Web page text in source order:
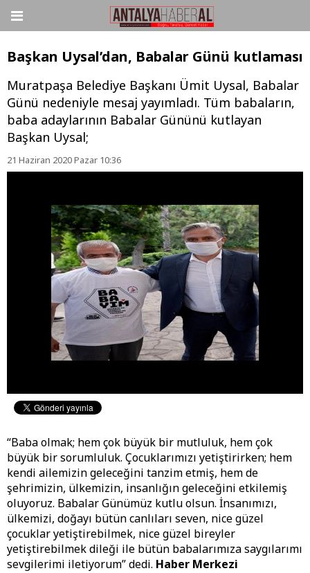
Başkan Uysal’dan, Babalar Günü kutlaması
Muratpaşa Belediye Başkanı Ümit Uysal, Babalar
Günü nedeniyle mesaj yayımladı. Tüm babaların,
baba adaylarının Babalar Gününü kutlayan
Başkan Uysal;
21 Haziran 2020 Pazar 10:36
“Baba olmak; hem çok büyük bir mutluluk, hem çok
büyük bir sorumluluk. Çocuklarımızı yetiştirirken; hem
kendi ailemizin geleceğini tanzim etmiş, hem de
şehrimizin, ülkemizin, insanlığın geleceğini etkilemiş
oluyoruz. Babalar Günümüz kutlu olsun. İnsanımızı,
ülkemizi, doğayı bütün canlıları seven, nice güzel
çocuklar yetiştirebilmek, nice güzel bireyler
yetiştirebilmek dileği ile bütün babalarımıza saygılarımı
sevgilerimi iletiyorum” dedi. Haber Merkezi